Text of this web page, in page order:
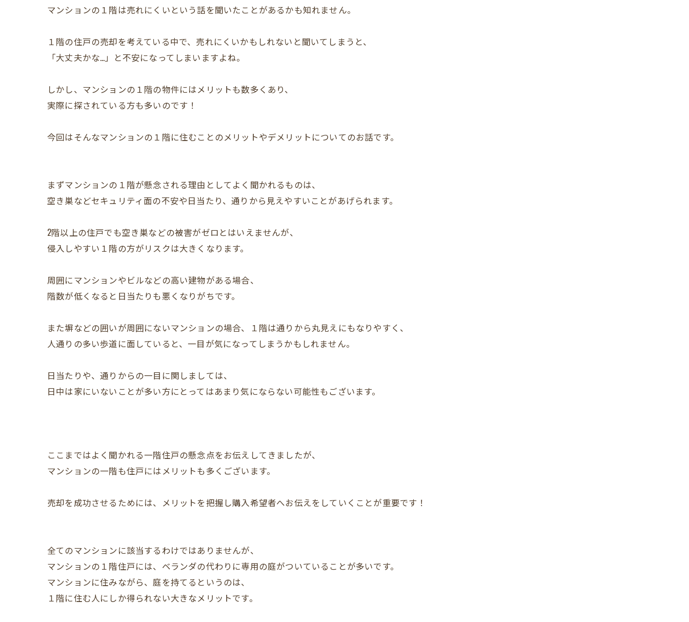
マンションの１階は売れにくいという話を聞いたことがあるかも知れません。
１階の住戸の売却を考えている中で、売れにくいかもしれないと聞いてしまうと、
「大丈夫かな…」と不安になってしまいますよね。
しかし、マンションの１階の物件にはメリットも数多くあり、
実際に探されている方も多いのです！
今回はそんなマンションの１階に住むことのメリットやデメリットについてのお話です。
まずマンションの１階が懸念される理由としてよく聞かれるものは、
空き巣などセキュリティ面の不安や日当たり、通りから見えやすいことがあげられます。
2階以上の住戸でも空き巣などの被害がゼロとはいえませんが、
侵入しやすい１階の方がリスクは大きくなります。
周囲にマンションやビルなどの高い建物がある場合、
階数が低くなると日当たりも悪くなりがちです。
また塀などの囲いが周囲にないマンションの場合、１階は通りから丸見えにもなりやすく、
人通りの多い歩道に面していると、一目が気になってしまうかもしれません。
日当たりや、通りからの一目に関しましては、
日中は家にいないことが多い方にとってはあまり気にならない可能性もございます。
ここまではよく聞かれる一階住戸の懸念点をお伝えしてきましたが、
マンションの一階も住戸にはメリットも多くございます。
売却を成功させるためには、メリットを把握し購入希望者へお伝えをしていくことが重要です！
全てのマンションに該当するわけではありませんが、
マンションの１階住戸には、ベランダの代わりに専用の庭がついていることが多いです。
マンションに住みながら、庭を持てるというのは、
１階に住む人にしか得られない大きなメリットです。